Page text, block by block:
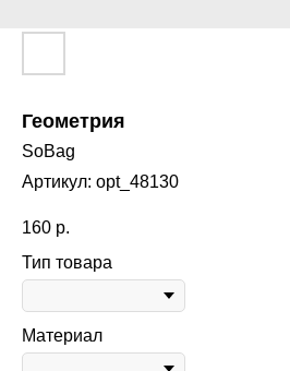
Геометрия
SoBag
Артикул: opt_48130
160 р.
Тип товара
Материал